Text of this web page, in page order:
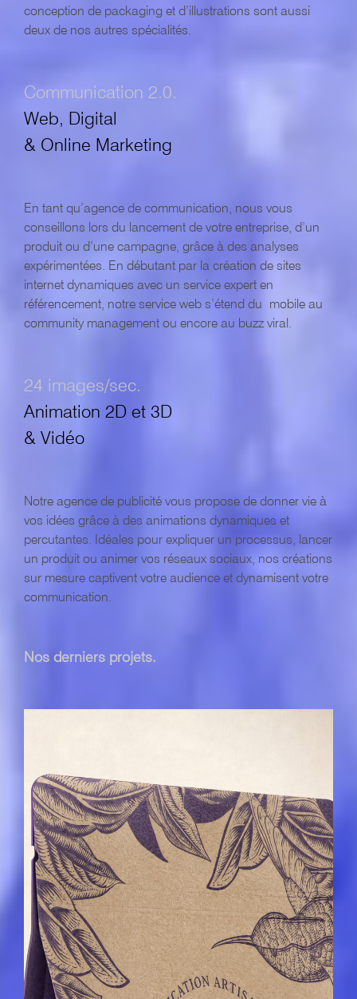
conception de packaging et d’illustrations sont aussi
deux de nos autres spécialités.
Communication 2.0.
Web, Digital
& Online Marketing
En tant qu’agence de communication, nous vous
conseillons lors du lancement de votre entreprise, d’un
produit ou d’une campagne, grâce à des analyses
expérimentées. En débutant par la création de sites
internet dynamiques avec un service expert en
référencement, notre service web s’étend du mobile au
community management ou encore au buzz viral.
24 images/sec.
Animation 2D et 3D
& Vidéo
Notre agence de publicité vous propose de donner vie à
vos idées grâce à des animations dynamiques et
percutantes. Idéales pour expliquer un processus, lancer
un produit ou animer vos réseaux sociaux, nos créations
sur mesure captivent votre audience et dynamisent votre
communication.
Nos derniers projets.